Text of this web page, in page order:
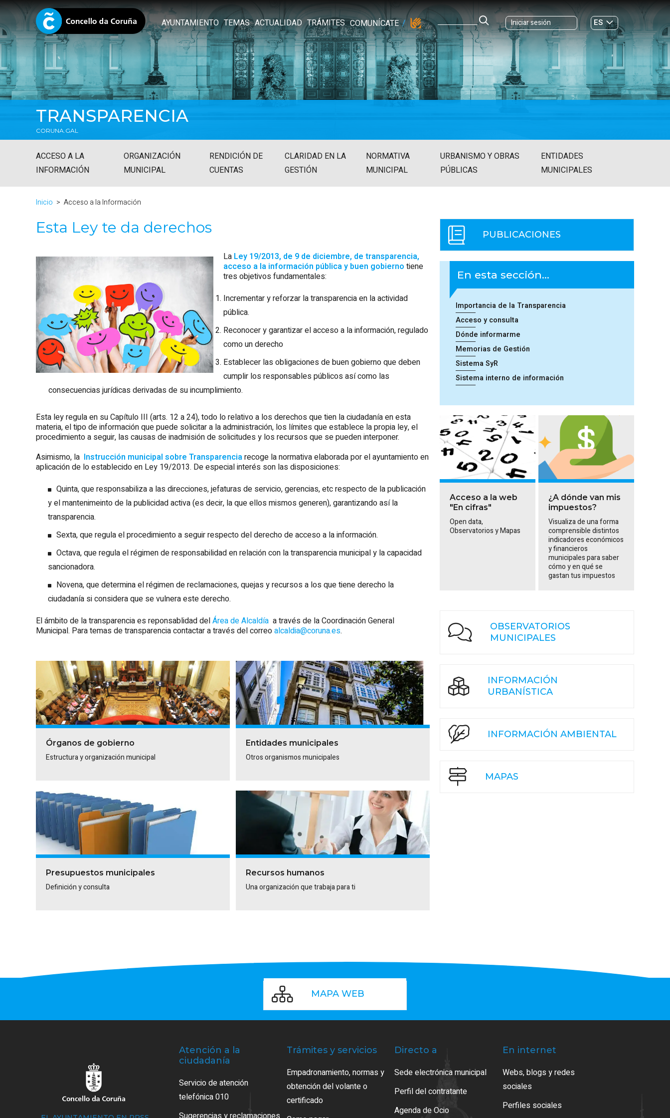
AYUNTAMIENTO TEMAS ACTUALIDAD TRÁMITES COMUNÍCATE Iniciar sesión
ES
GL
TRANSPARENCIA
CORUNA.GAL
ACCESO A LA
INFORMACIÓN
ORGANIZACIÓN
MUNICIPAL
RENDICIÓN DE
CUENTAS
CLARIDAD EN LA
GESTIÓN
NORMATIVA
MUNICIPAL
URBANISMO Y OBRAS
PÚBLICAS
ENTIDADES
MUNICIPALES
Inicio Acceso a la Información
Esta Ley te da derechos
La Ley 19/2013, de 9 de diciembre, de transparencia,
acceso a la información pública y buen gobierno tiene
tres objetivos fundamentales:
Incrementar y reforzar la transparencia en la actividad
pública.
Reconocer y garantizar el acceso a la información, regulado
como un derecho
Establecer las obligaciones de buen gobierno que deben
cumplir los responsables públicos así como las
consecuencias jurídicas derivadas de su incumplimiento.
Esta ley regula en su Capítulo III (arts. 12 a 24), todo lo relativo a los derechos que tien la ciudadanía en esta
materia, el tipo de información que puede solicitar a la administración, los límites que establece la propia ley, el
procedimiento a seguir, las causas de inadmisión de solicitudes y los recursos que se pueden interponer.
Asimismo, la Instrucción municipal sobre Transparenciarecoge la normativa elaborada por el ayuntamiento en
aplicación de lo establecido en Ley 19/2013. De especial interés son las disposiciones:
Quinta, que responsabiliza a las direcciones, jefaturas de servicio, gerencias, etc respecto de la publicación
y el mantenimeinto de la publicidad activa (es decir, la que ellos mismos generen), garantizando así la
transparencia.
Sexta, que regula el procedimiento a seguir respecto del derecho de acceso a la información.
Octava, que regula el régimen de responsabilidad en relación con la transparencia municipal y la capacidad
sancionadora.
Novena, que determina el régimen de reclamaciones, quejas y recursos a los que tiene derecho la
ciudadanía si considera que se vulnera este derecho.
El ámbito de la transparencia es reponsablidad delÁrea de Alcaldía a través de la Coordinación General
Municipal. Para temas de transparencia contactar a través del correoalcaldia@coruna.es.
Órganos de gobierno
Estructura y organización municipal
Entidades municipales
Otros organismos municipales
Presupuestos municipales
Definición y consulta
Recursos humanos
Una organización que trabaja para ti
PUBLICACIONES
En esta sección...
Importancia de la Transparencia
Acceso y consulta
Dónde informarme
Memorias de Gestión
Sistema SyR
Sistema interno de información
Acceso a la web
"En cifras"
Open data,
Observatorios y Mapas
¿A dónde van mis
impuestos?
Visualiza de una forma
comprensible distintos
indicadores económicos
y financieros
municipales para saber
cómo y en qué se
gastan tus impuestos
OBSERVATORIOS
MUNICIPALES
INFORMACIÓN
URBANÍSTICA
INFORMACIÓN AMBIENTAL
MAPAS
MAPA WEB
Atención a la
ciudadanía
Servicio de atención
telefónica 010
Trámites y servicios
Empadronamiento, normas y
obtención del volante o
certificado
Directo a
Sede electrónica municipal
Perfil del contratante
Agenda de Ocio
En internet
Webs, blogs y redes
sociales
Perfiles sociales